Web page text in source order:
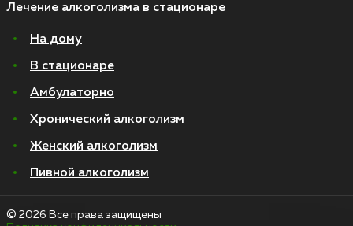
Лечение алкоголизма в стационаре
На дому
В стационаре
Амбулаторно
Хронический алкоголизм
Женский алкоголизм
Пивной алкоголизм
© 2026 Все права защищены